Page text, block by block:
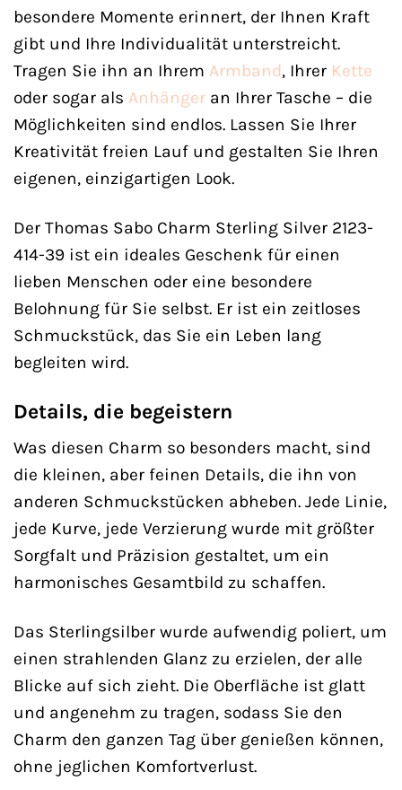
besondere Momente erinnert, der Ihnen Kraft
gibt und Ihre Individualität unterstreicht.
Tragen Sie ihn an Ihrem Armband, Ihrer Kette
oder sogar als Anhänger an Ihrer Tasche – die
Möglichkeiten sind endlos. Lassen Sie Ihrer
Kreativität freien Lauf und gestalten Sie Ihren
eigenen, einzigartigen Look.
Der Thomas Sabo Charm Sterling Silver 2123-
414-39 ist ein ideales Geschenk für einen
lieben Menschen oder eine besondere
Belohnung für Sie selbst. Er ist ein zeitloses
Schmuckstück, das Sie ein Leben lang
begleiten wird.
Details, die begeistern
Was diesen Charm so besonders macht, sind
die kleinen, aber feinen Details, die ihn von
anderen Schmuckstücken abheben. Jede Linie,
jede Kurve, jede Verzierung wurde mit größter
Sorgfalt und Präzision gestaltet, um ein
harmonisches Gesamtbild zu schaffen.
Das Sterlingsilber wurde aufwendig poliert, um
einen strahlenden Glanz zu erzielen, der alle
Blicke auf sich zieht. Die Oberfläche ist glatt
und angenehm zu tragen, sodass Sie den
Charm den ganzen Tag über genießen können,
ohne jeglichen Komfortverlust.